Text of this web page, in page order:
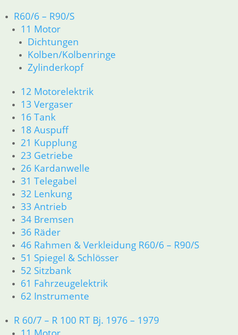
R60/6 – R90/S
11 Motor
Dichtungen
Kolben/Kolbenringe
Zylinderkopf
12 Motorelektrik
13 Vergaser
16 Tank
18 Auspuff
21 Kupplung
23 Getriebe
26 Kardanwelle
31 Telegabel
32 Lenkung
33 Antrieb
34 Bremsen
36 Räder
46 Rahmen & Verkleidung R60/6 – R90/S
51 Spiegel & Schlösser
52 Sitzbank
61 Fahrzeugelektrik
62 Instrumente
R 60/7 – R 100 RT Bj. 1976 – 1979
32 Lenkung
34 Bremsen
36 Räder
46 Rahmen & Verkleidung
51 Spiegel & Schlösser
61 Fahrzeugelektrik
62 Instrumente
R60/6 – R90/S
11 Motor
Dichtungen
Kolben/Kolbenringe
Zylinderkopf
12 Motorelektrik
13 Vergaser
16 Tank
18 Auspuff
23 Getriebe
26 Kardanwelle
31 Telegabel
32 Lenkung
33 Antrieb
34 Bremsen
46 Rahmen & Verkleidung R60/6 – R90/S